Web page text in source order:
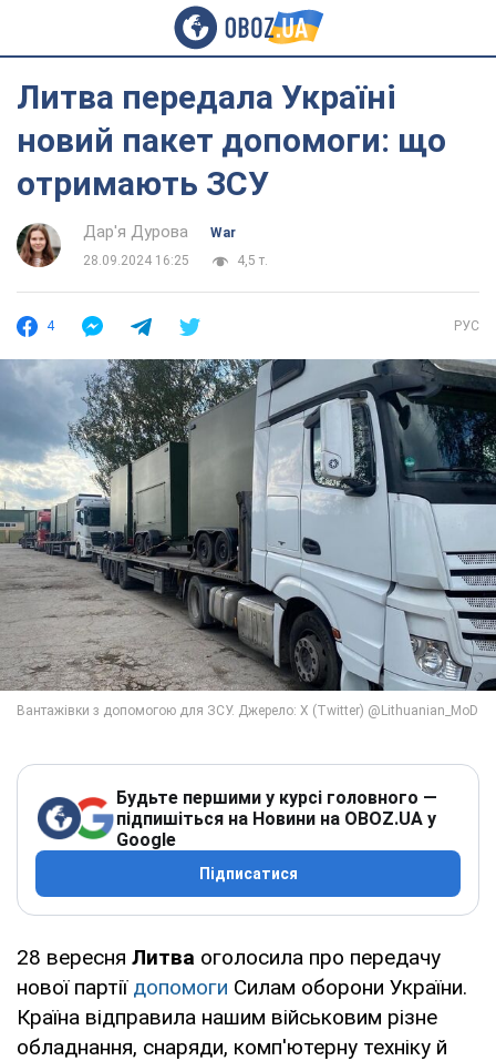
Литва передала Україні
новий пакет допомоги: що
отримають ЗСУ
Дар'я Дурова
War
28.09.2024 16:25
4,5 т.
4 РУС
Будьте першими у курсі головного —
підпишіться на Новини на OBOZ.UA у
Google
Підписатися
28 вересня Литва оголосила про передачу
нової партії допомоги Силам оборони України.
Країна відправила нашим військовим різне
обладнання, снаряди, комп'ютерну техніку й